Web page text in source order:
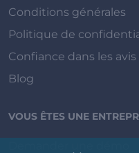
Conditions générales
Politique de
Confiance dans les avis
Blog
VOUS ÊTES UNE